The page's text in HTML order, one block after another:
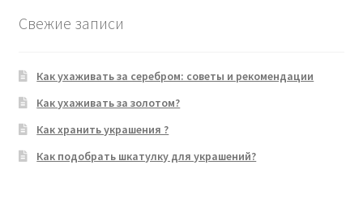
Свежие записи
Как ухаживать за серебром: советы и рекомендации
Как ухаживать за золотом?
Как хранить украшения ?
Как подобрать шкатулку для украшений?